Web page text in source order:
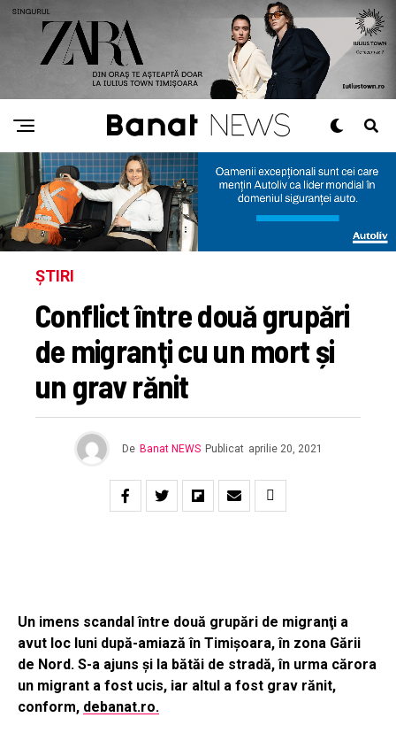
ȘTIRI
Conflict între două grupări
de migranţi cu un mort și
un grav rănit
De Banat NEWS Publicat aprilie 20, 2021
Un imens scandal între două grupări de migranţi a
avut loc luni după-amiază în Timişoara, în zona Gării
de Nord. S-a ajuns şi la bătăi de stradă, în urma cărora
un migrant a fost ucis, iar altul a fost grav rănit,
conform, debanat.ro.